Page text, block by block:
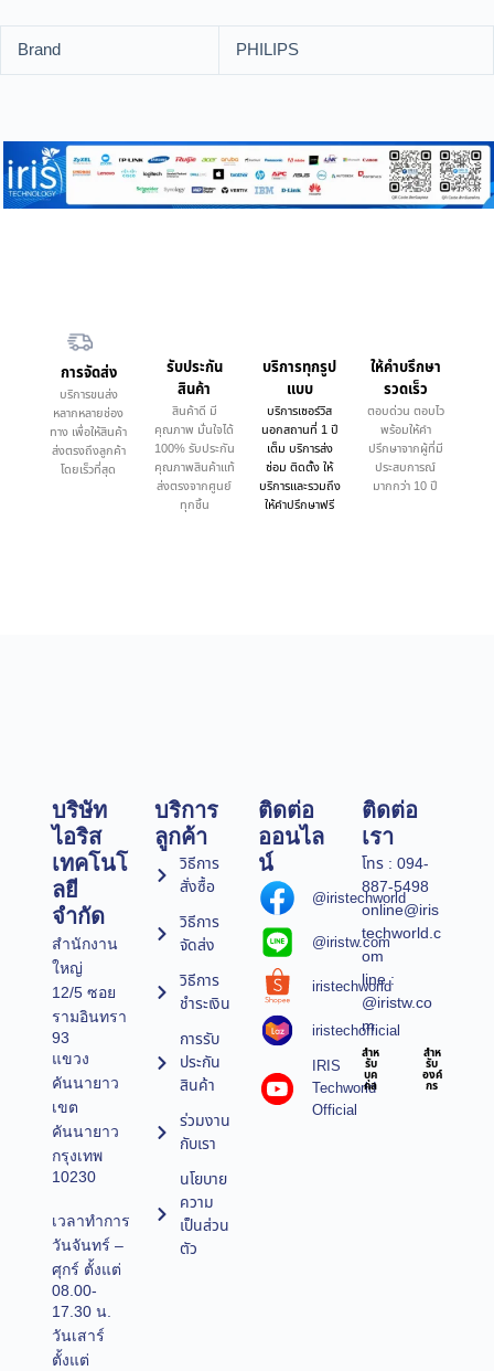
Brand PHILIPS
การจัดส่ง
บริการขนส่ง
หลากหลายช่อง
ทาง เพื่อให้สินค้า
ส่งตรงถึงลูกค้า
โดยเร็วที่สุด
รับประกัน
สินค้า
สินค้าดี มี
คุณภาพ มั่นใจได้
100% รับประกัน
คุณภาพสินค้าแท้
ส่งตรงจากศูนย์
ทุกชิ้น
บริการทุกรูป
แบบ
บริการเซอร์วิส
นอกสถานที่ 1 ปี
เต็ม บริการส่ง
ซ่อม ติดตั้ง ให้
บริการและรวมถึง
ให้คำปรึกษาฟรี
ให้คำบรึกษา
รวดเร็ว
ตอบด่วน ตอบไว
พร้อมให้คำ
ปรึกษาจากผู้ที่มี
ประสบการณ์
มากกว่า 10 ปี
บริษัท
ไอริส
เทคโนโ
ลยี
จำกัด
สำนักงาน
ใหญ่
12/5 ซอย
รามอินทรา
93
แขวง
คันนายาว
เขต
คันนายาว
กรุงเทพ
10230
เวลาทำการ
วันจันทร์ –
ศุกร์ ตั้งแต่
08.00-
17.30 น.
วันเสาร์
ตั้งแต่
บริการ
ลูกค้า
วิธีการ
สั่งซื้อ
วิธีการ
จัดส่ง
วิธีการ
ชำระเงิน
การรับ
ประกัน
สินค้า
ร่วมงาน
กับเรา
นโยบาย
ความ
เป็นส่วน
ตัว
ติดต่อ
ออนไล
น์
@iristechworld
@iristw.com
iristechworld
iristechofficial
IRIS
Techworld
Official
ติดต่อ
เรา
โทร : 094-
887-5498
online@iris
techworld.c
om
line :
@iristw.co
m
สำห
รับ
บุค
คล
สำห
รับ
องค์
กร